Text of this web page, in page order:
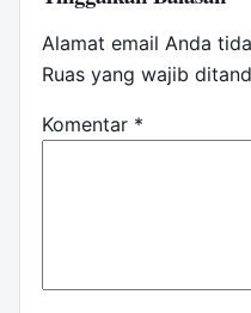
Alamat email Anda
Ruas yang wajib
Komentar *